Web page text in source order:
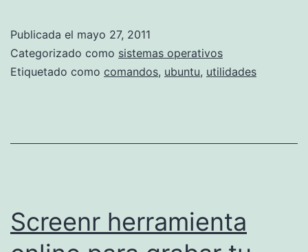
Publicada el mayo 27, 2011
Categorizado como sistemas operativos
Etiquetado como comandos, ubuntu, utilidades
Screenr herramienta